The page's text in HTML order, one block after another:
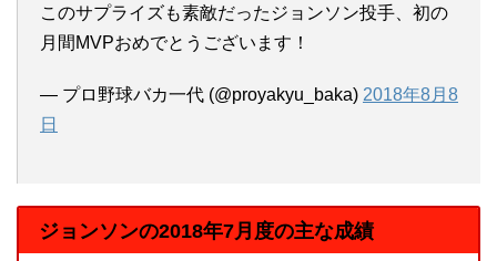
このサプライズも素敵だったジョンソン投手、初の
月間MVPおめでとうございます！
— プロ野球バカ一代 (@proyakyu_baka) 2018年8月8
日
ジョンソンの2018年7月度の主な成績